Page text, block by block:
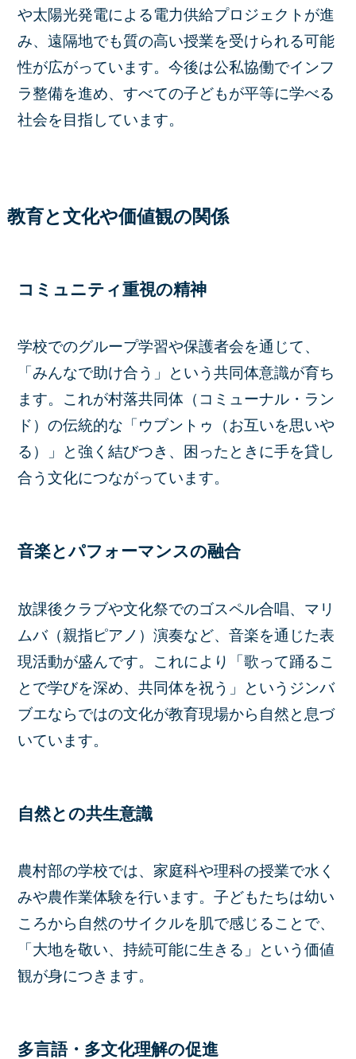
や太陽光発電による電力供給プロジェクトが進
み、遠隔地でも質の高い授業を受けられる可能
性が広がっています。今後は公私協働でインフ
ラ整備を進め、すべての子どもが平等に学べる
社会を目指しています。
教育と文化や価値観の関係
コミュニティ重視の精神
学校でのグループ学習や保護者会を通じて、
「みんなで助け合う」という共同体意識が育ち
ます。これが村落共同体（コミューナル・ラン
ド）の伝統的な「ウブントゥ（お互いを思いや
る）」と強く結びつき、困ったときに手を貸し
合う文化につながっています。
音楽とパフォーマンスの融合
放課後クラブや文化祭でのゴスペル合唱、マリ
ムバ（親指ピアノ）演奏など、音楽を通じた表
現活動が盛んです。これにより「歌って踊るこ
とで学びを深め、共同体を祝う」というジンバ
ブエならではの文化が教育現場から自然と息づ
いています。
自然との共生意識
農村部の学校では、家庭科や理科の授業で水く
みや農作業体験を行います。子どもたちは幼い
ころから自然のサイクルを肌で感じることで、
「大地を敬い、持続可能に生きる」という価値
観が身につきます。
多言語・多文化理解の促進